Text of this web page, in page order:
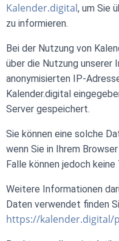
Kalender.digital, um Sie
zu informieren.
Bei der Nutzung von
über die Nutzung
anonymisierten IP-
Kalender.digital
Server gespeichert.
Sie können eine solche
wenn Sie in Ihrem
Falle können jedoch
Weitere Informationen
Daten verwendet finden
https://kalender.digital/